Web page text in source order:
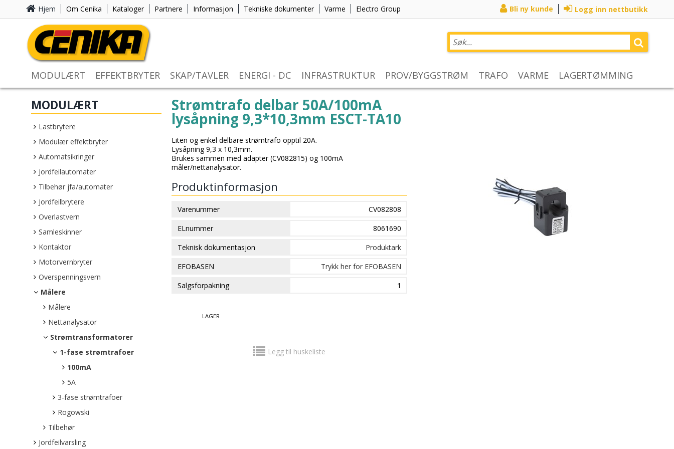
Hjem Om Cenika Kataloger Partnere Informasjon Tekniske dokumenter Varme Electro Group Bli ny kunde Logg inn nettbutikk
MODULÆRT EFFEKTBRYTER SKAP/TAVLER ENERGI - DC INFRASTRUKTUR PROV/BYGGSTRØM TRAFO VARME LAGERTØMMING
MODULÆRT
Lastbrytere
Modulær effektbryter
Automatsikringer
Jordfeilautomater
Tilbehør jfa/automater
Jordfeilbrytere
Overlastvern
Samleskinner
Kontaktor
Motorvernbryter
Overspenningsvern
Målere
Målere
Nettanalysator
Strømtransformatorer
1-fase strømtrafoer
100mA
5A
3-fase strømtrafoer
Rogowski
Tilbehør
Jordfeilvarsling
Strømtrafo delbar 50A/100mA
lysåpning 9,3*10,3mm ESCT-TA10
Liten og enkel delbare strømtrafo opptil 20A.
Lysåpning 9,3 x 10,3mm.
Brukes sammen med adapter (CV082815) og 100mA
måler/nettanalysator.
Produktinformasjon
Varenummer
CV082808
ELnummer
8061690
Teknisk dokumentasjon
Produktark
EFOBASEN
Trykk her for EFOBASEN
Salgsforpakning
1
LAGER
Legg til huskeliste